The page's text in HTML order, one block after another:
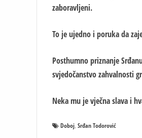
zaboravljeni.
To je ujedno i poruka da
Posthumno priznanje
svjedočanstvo zahvalnosti
Neka mu je vječna slava i
Doboj Srđan Todorović